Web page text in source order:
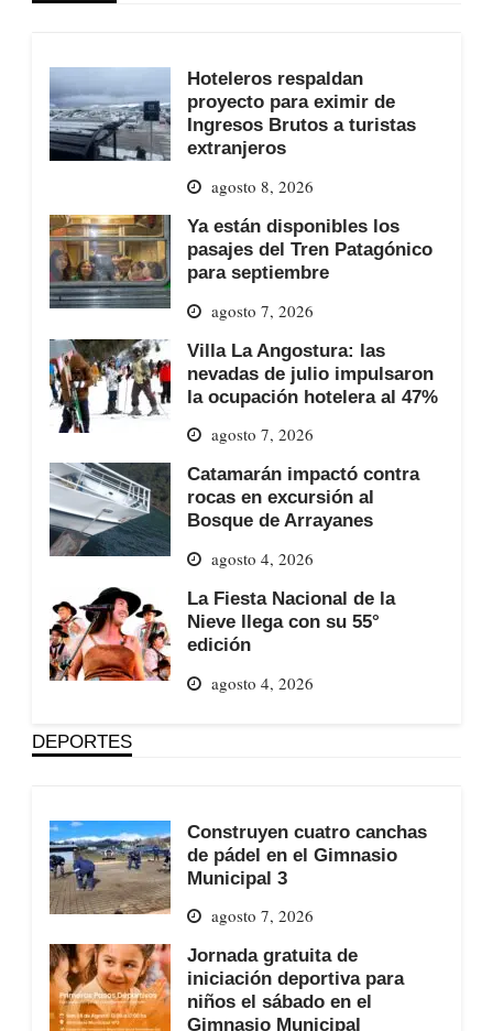
Hoteleros respaldan
proyecto para eximir de
Ingresos Brutos a turistas
extranjeros
agosto 8, 2026
Ya están disponibles los
pasajes del Tren Patagónico
para septiembre
agosto 7, 2026
Villa La Angostura: las
nevadas de julio impulsaron
la ocupación hotelera al 47%
agosto 7, 2026
Catamarán impactó contra
rocas en excursión al
Bosque de Arrayanes
agosto 4, 2026
La Fiesta Nacional de la
Nieve llega con su 55°
edición
agosto 4, 2026
DEPORTES
Construyen cuatro canchas
de pádel en el Gimnasio
Municipal 3
agosto 7, 2026
Jornada gratuita de
iniciación deportiva para
niños el sábado en el
Gimnasio Municipal